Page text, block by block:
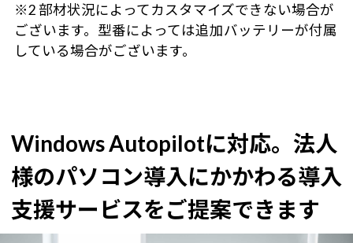
※2 部材状況によってカスタマイズできない場合が
ございます。型番によっては追加バッテリーが付属
している場合がございます。
Windows Autopilotに対応。 法人
様のパソコン導入にかかわる導入
支援サービスをご提案できます